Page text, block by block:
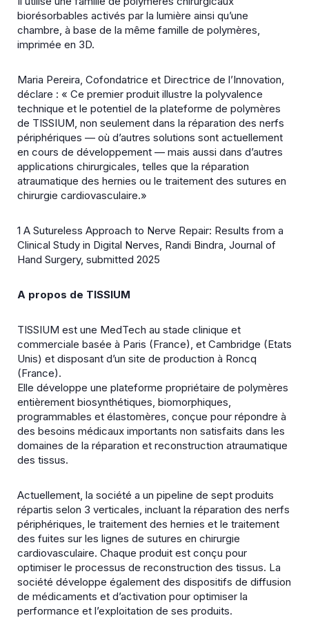
biorésorbables activés par la lumière ainsi qu’une
chambre, à base de la même famille de polymères,
imprimée en 3D.
Maria Pereira, Cofondatrice et Directrice de l’Innovation,
déclare : « Ce premier produit illustre la polyvalence
technique et le potentiel de la plateforme de polymères
de TISSIUM, non seulement dans la réparation des nerfs
périphériques — où d’autres solutions sont actuellement
en cours de développement — mais aussi dans d’autres
applications chirurgicales, telles que la réparation
atraumatique des hernies ou le traitement des sutures en
chirurgie cardiovasculaire.»
1 A Sutureless Approach to Nerve Repair: Results from a
Clinical Study in Digital Nerves, Randi Bindra, Journal of
Hand Surgery, submitted 2025
A propos de TISSIUM
TISSIUM est une MedTech au stade clinique et
commerciale basée à Paris (France), et Cambridge (Etats
Unis) et disposant d’un site de production à Roncq
(France).
Elle développe une plateforme propriétaire de polymères
entièrement biosynthétiques, biomorphiques,
programmables et élastomères, conçue pour répondre à
des besoins médicaux importants non satisfaits dans les
domaines de la réparation et reconstruction atraumatique
des tissus.
Actuellement, la société a un pipeline de sept produits
répartis selon 3 verticales, incluant la réparation des nerfs
périphériques, le traitement des hernies et le traitement
des fuites sur les lignes de sutures en chirurgie
cardiovasculaire. Chaque produit est conçu pour
optimiser le processus de reconstruction des tissus. La
société développe également des dispositifs de diffusion
de médicaments et d’activation pour optimiser la
performance et l’exploitation de ses produits.